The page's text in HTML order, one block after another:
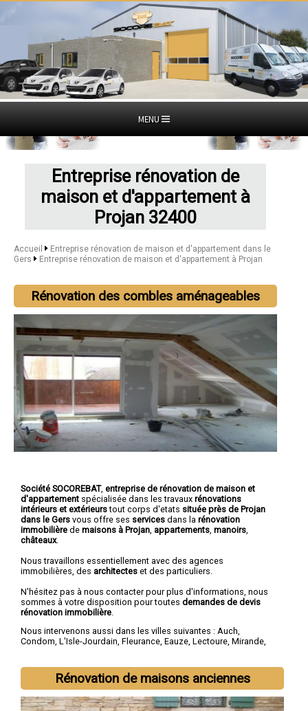
MENU
Entreprise rénovation de
maison et d'appartement à
Projan 32400
Accueil
Entreprise rénovation de maison et d'appartement dans le
Gers
Entreprise rénovation de maison et d'appartement à Projan
Rénovation des combles aménageables
Société SOCOREBAT, entreprise de rénovation de maison et
d'appartement spécialisée dans les travaux rénovations
intérieurs et extérieurstout corps d'etats située près de Projan
dans le Gers vous offre ses services dans la rénovation
immobilière de maisons à Projan appartements manoirs
châteaux.
Nous travaillons essentiellement avec des agences
immobilières, des architectes et des particuliers.
N'hésitez pas à nous contacter pour plus d'informations, nous
sommes à votre disposition pour toutes demandes de devis
rénovation immobilière
Nous intervenons aussi dans les villes suivantes : Auch,
Condom, L'Isle-Jourdain, Fleurance, Eauze, Lectoure, Mirande,
Rénovation de maisons anciennes